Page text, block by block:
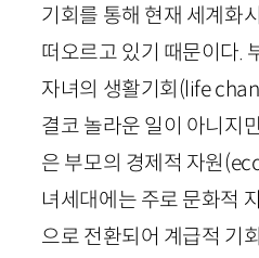
기회를 통해 현재 세계화
떠오르고 있기 때문이다.
자녀의 생활기회(life
결코 놀라운 일이 아니지
은 부모의 경제적 자원(
녀세대에는 주로 문화적
으로 전환되어 계급적 기